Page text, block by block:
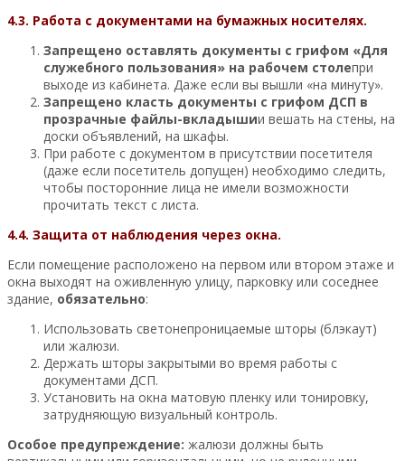
4.3. Работа с документами на бумажных носителях.
Запрещено оставлять документы с грифом «Для
служебного пользования» на рабочем столепри
выходе из кабинета. Даже если вы вышли «на минуту».
Запрещено класть документы с грифом ДСП в
прозрачные файлы-вкладышии вешать на стены, на
доски объявлений, на шкафы.
При работе с документом в присутствии посетителя
(даже если посетитель допущен) необходимо следить,
чтобы посторонние лица не имели возможности
прочитать текст с листа.
4.4. Защита от наблюдения через окна.
Если помещение расположено на первом или втором этаже и
окна выходят на оживленную улицу, парковку или соседнее
здание, обязательно:
Использовать светонепроницаемые шторы (блэкаут)
или жалюзи.
Держать шторы закрытыми во время работы с
документами ДСП.
Установить на окна матовую пленку или тонировку,
затрудняющую визуальный контроль.
Особое предупреждение: жалюзи должны быть